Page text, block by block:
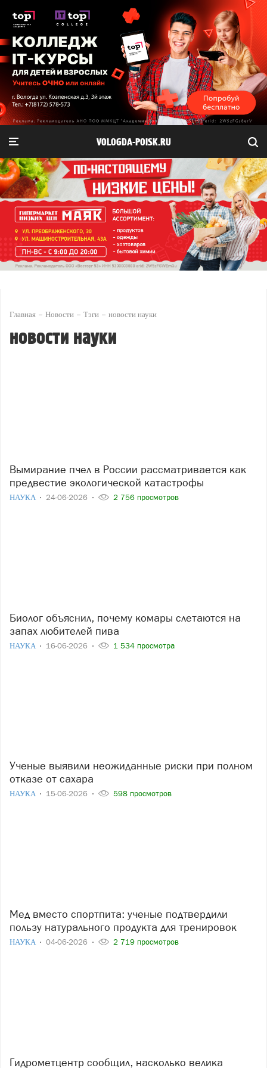
VOLOGDA-POISK.RU
Главная Новости Тэги новости науки
новости науки
Вымирание пчел в России рассматривается как
предвестие экологической катастрофы
НАУКА 24-06-2026 2 756 просмотров
Биолог объяснил, почему комары слетаются на
запах любителей пива
НАУКА 16-06-2026 1 534 просмотра
Ученые выявили неожиданные риски при полном
отказе от сахара
НАУКА 15-06-2026 598 просмотров
Мед вместо спортпита: ученые подтвердили
пользу натурального продукта для тренировок
НАУКА 04-06-2026 2 719 просмотров
Гидрометцентр сообщил, насколько велика